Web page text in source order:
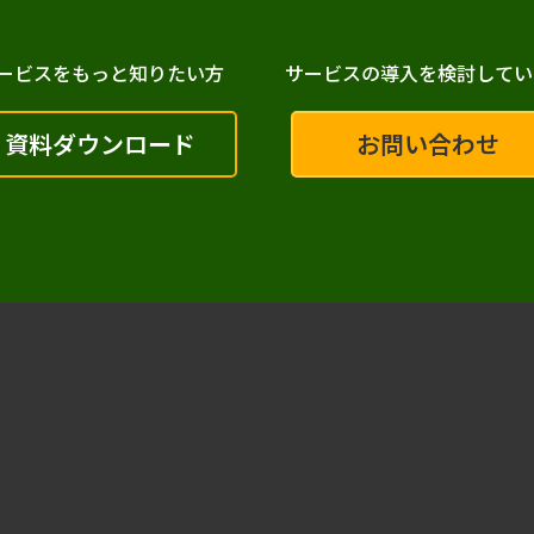
ビスをもっと知りたい方
資料ダウンロード
サービスの導入を検討して
お問い合わせ